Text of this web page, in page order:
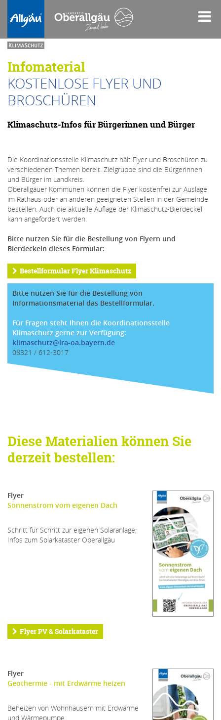
Infomaterial
KOSTENLOSE FLYER UND
BROSCHÜREN
Klimaschutz-Infos für Bürgerinnen und Bürger
Die Koordinationsstelle Klimaschutz hält Flyer und Broschüren zu
verschiedenen Themen bereit. Zielgruppe sind die Bürgerinnen
und Bürger im Landkreis.
Oberallgäuer Kommunen können die Flyer kostenfrei zur Auslage
im Rathaus oder an anderen geeigneten Stellen in der Gemeinde
bestellen. Auch die aktuelle Auflage der Klimaschutz-Bierdeckel
kann angefordert werden.
Bitte nutzen Sie für die Bestellung von Flyern und
Bierdeckeln dieses Formular:
Bestellformular Flyer Klimaschutz
Bitte nutzen Sie für die Bestellung von
Informationsmaterial das Bestellformular.
Für Fragen steht Ihnen die Koordinationsstelle
Klimaschutz gerne zur Verfügung:
klimaschutz@lra-oa.bayern.de
08321 / 612-3017
Diese Materialien können Sie
derzeit bestellen:
Flyer
Sonnenstrom vom eigenen Dach
Schritt für Schritt zur eigenen Solaranlage;
Infos zum Solarkataster Oberallgäu
Flyer PV & Solarkataster
Flyer
Geothermie - mit Erdwärme heizen
Beheizen von Wohnhäusern mit Erdwärme
und Wärmepumpe